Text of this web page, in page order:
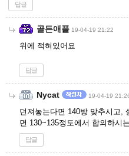
답글
골든애플 19-04-19 21:22
위에 적혀있어요
답글
Nycat 19-04-19
던져놓는다면 140방 맞추시고,
면 130~135정도에서 합의하시
답글